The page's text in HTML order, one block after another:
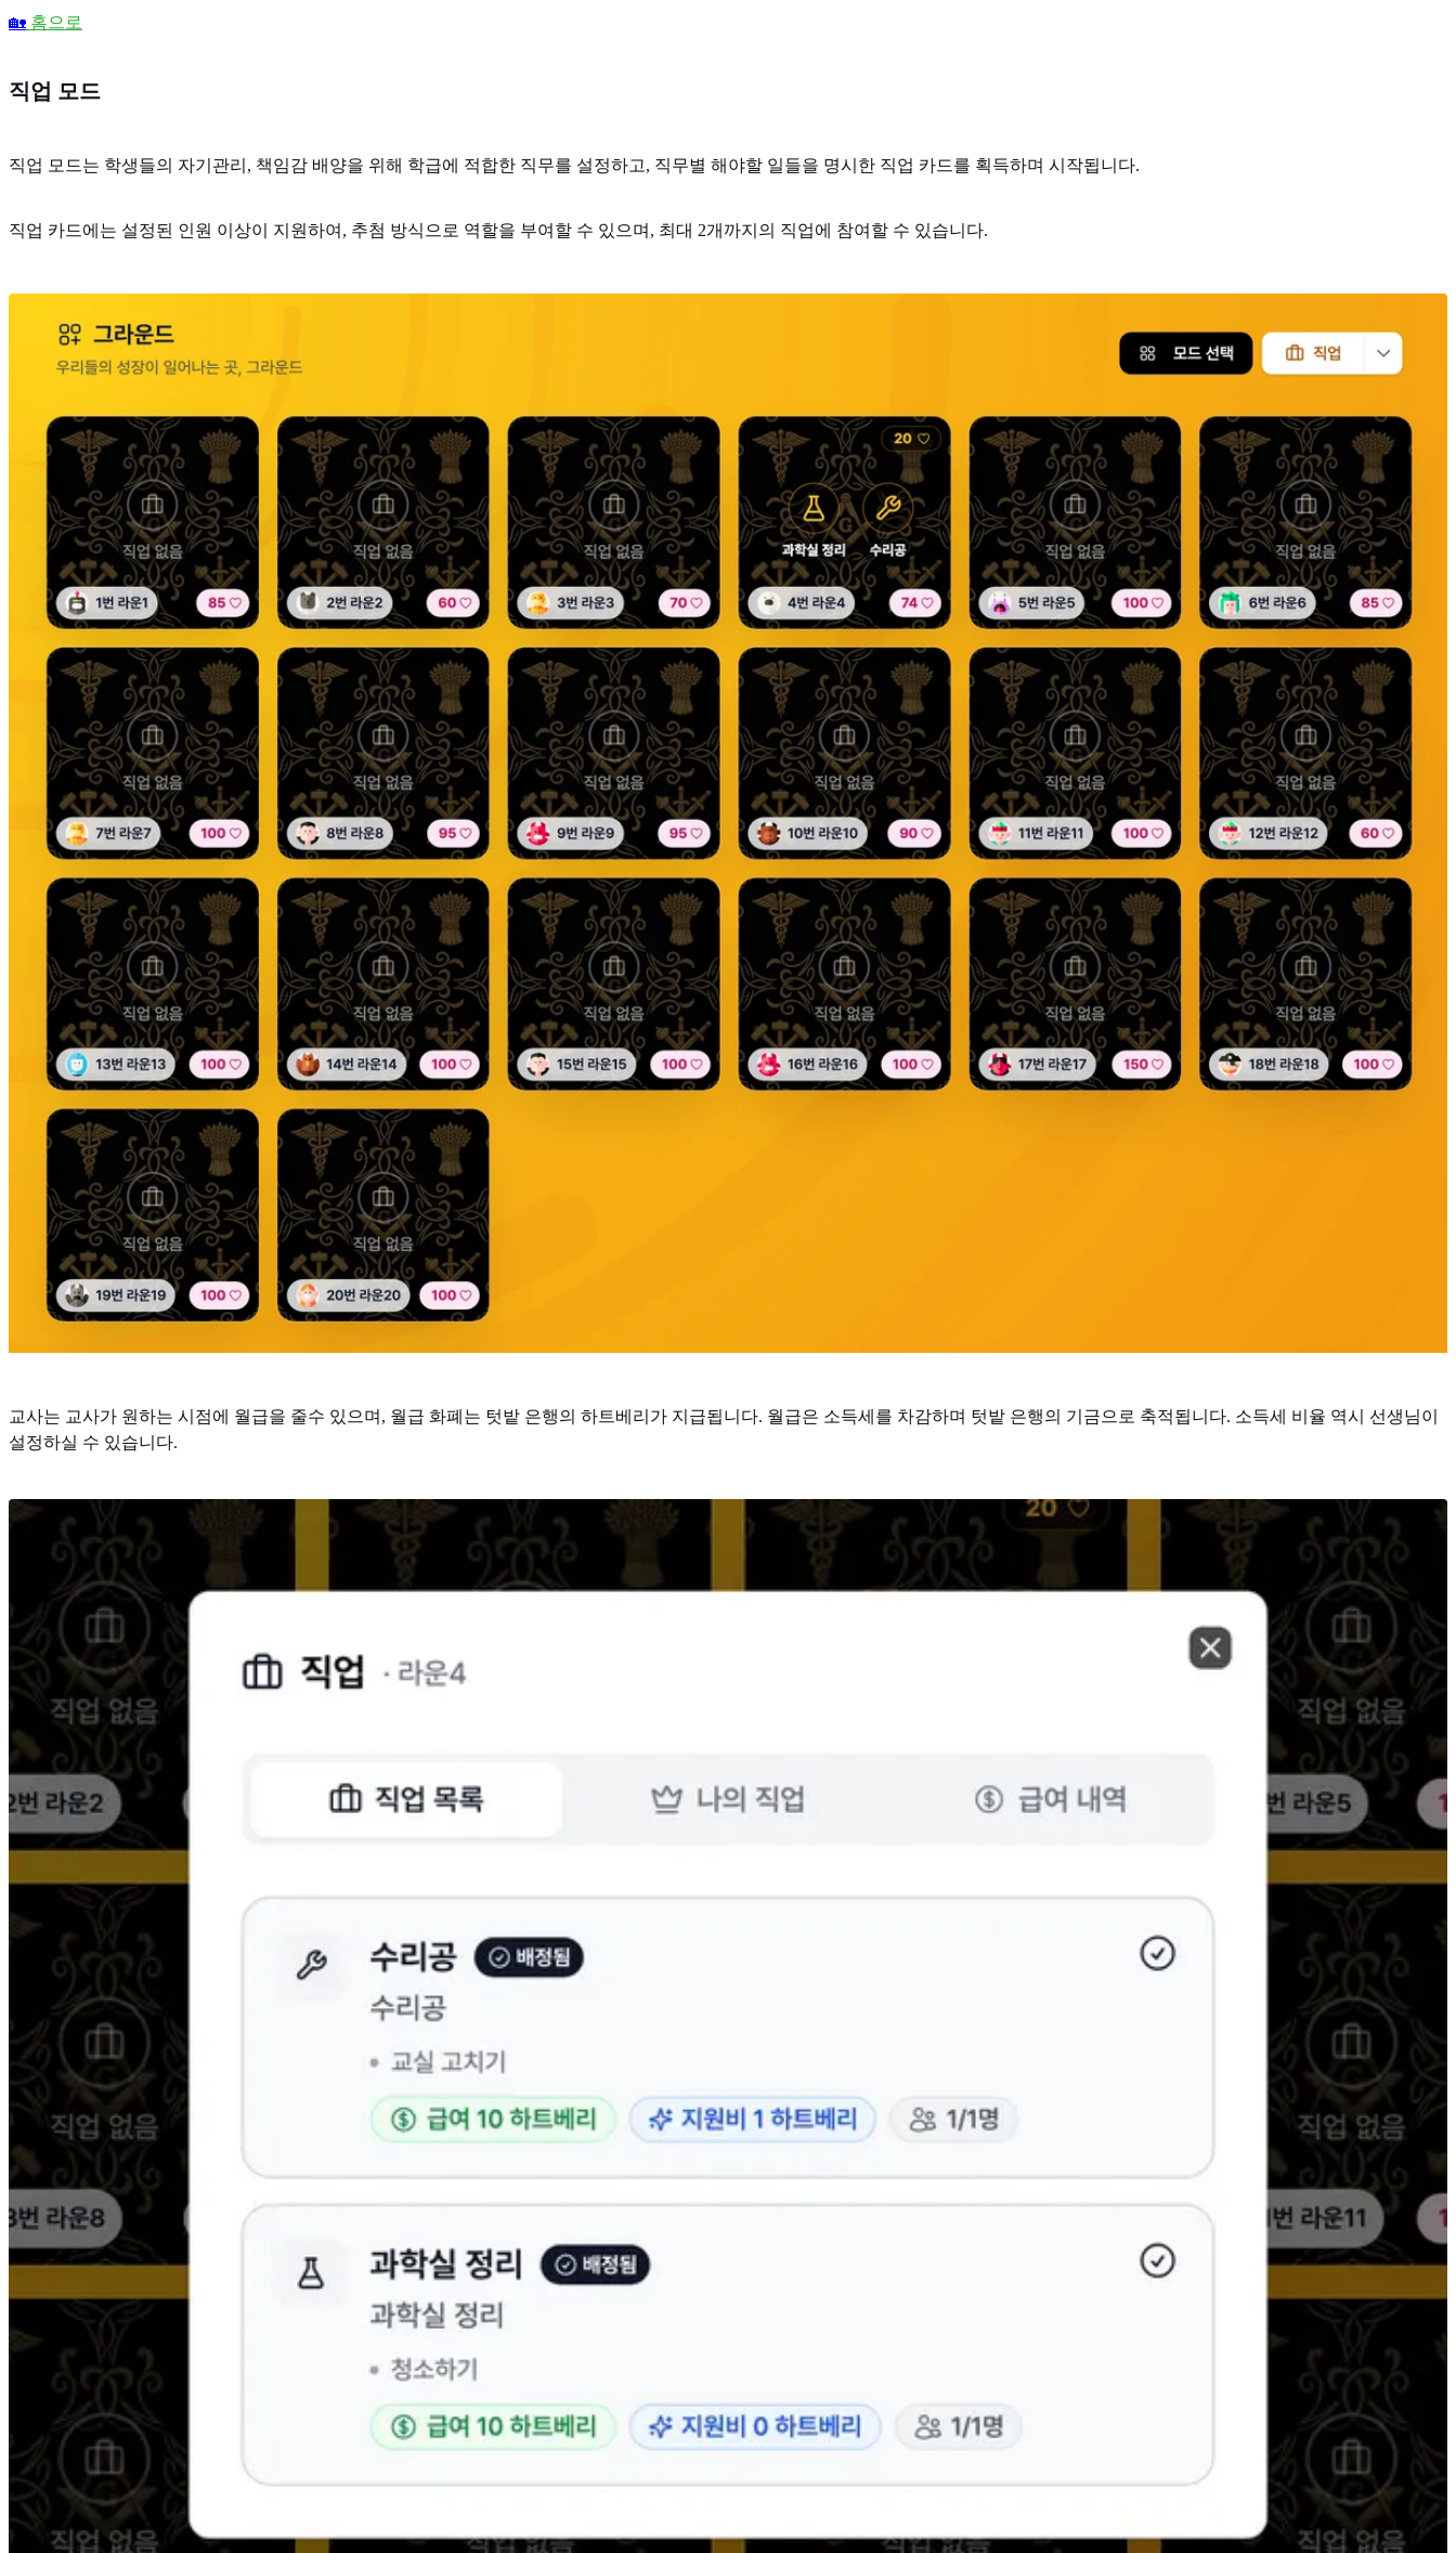
🏡 홈으로
직업 모드
직업 모드는 학생들의 자기관리, 책임감 배양을 위해 학급에 적합한 직무를 설정하고, 직무별 해야할 일들을 명시한 직업 카드를 획득하며 시작됩니다.
직업 카드에는 설정된 인원 이상이 지원하여, 추첨 방식으로 역할을 부여할 수 있으며, 최대 2개까지의 직업에 참여할 수 있습니다.
교사는 교사가 원하는 시점에 월급을 줄수 있으며, 월급 화폐는 텃밭 은행의 하트베리가 지급됩니다. 월급은 소득세를 차감하며 텃밭 은행의 기금으로 축적됩니다. 소득세 비율 역시 선생님이
설정하실 수 있습니다.